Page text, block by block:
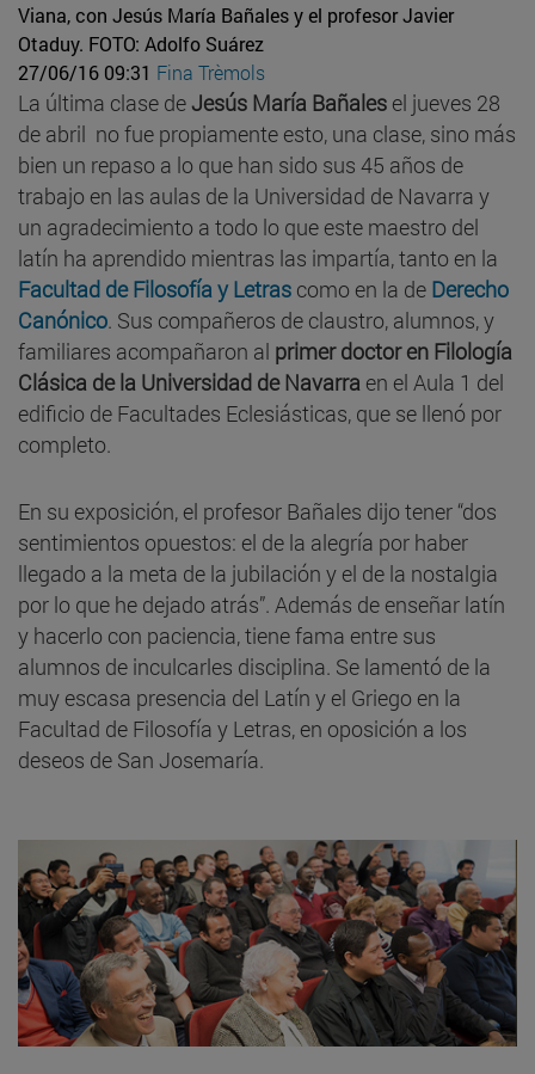
Viana, con Jesús María Bañales y el profesor Javier
Otaduy. FOTO: Adolfo Suárez
27/06/16 09:31 Fina Trèmols
La última clase deJesús María Bañales el jueves 28
de abril no fue propiamente esto, una clase, sino más
bien un repaso a lo que han sido sus 45 años de
trabajo en las aulas de la Universidad de Navarra y
un agradecimiento a todo lo que este maestro del
latín ha aprendido mientras las impartía, tanto en la
Facultad de Filosofía y Letras como en la de Derecho
Canónico. Sus compañeros de claustro, alumnos, y
familiares acompañaron al primer doctor en Filología
Clásica de la Universidad de Navarra en el Aula 1 del
edificio de Facultades Eclesiásticas, que se llenó por
completo.
En su exposición, el profesor Bañales dijo tener “dos
sentimientos opuestos: el de la alegría por haber
llegado a la meta de la jubilación y el de la nostalgia
por lo que he dejado atrás”. Además de enseñar latín
y hacerlo con paciencia, tiene fama entre sus
alumnos de inculcarles disciplina. Se lamentó de la
muy escasa presencia del Latín y el Griego en la
Facultad de Filosofía y Letras, en oposición a los
deseos de San Josemaría.